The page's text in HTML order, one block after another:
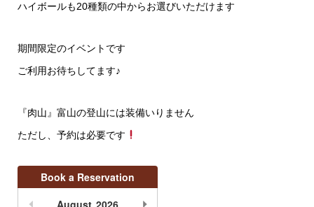
ハイボールも20種類の中からお選びいただけます
期間限定のイベントです
ご利用お待ちしてます♪
『肉山』富山の登山には装備いりません
ただし、予約は必要です
Book a Reservation
August 2026
undefined